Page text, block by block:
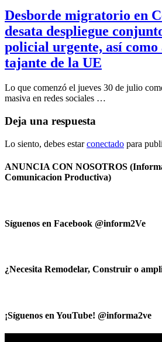
Desborde migratorio en
desata despliegue
policial urgente, así
tajante de la UE
Lo que comenzó el jueves 30 de julio
masiva en redes sociales …
Deja una respuesta
Lo siento, debes estarconectado para
ANUNCIA CON NOSOTROS
Comunicacion Productiva)
Síguenos en Facebook @inform2Ve
¿Necesita Remodelar, Construir o
¡Síguenos en YouTube! @informa2ve